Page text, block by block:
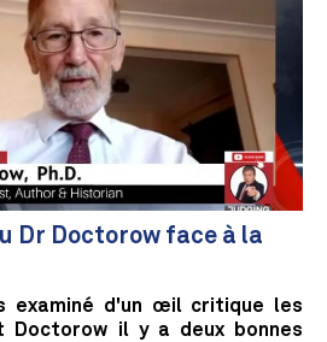
Dr Doctorow face à la
examiné d'un œil critique les
Doctorow il y a deux bonnes